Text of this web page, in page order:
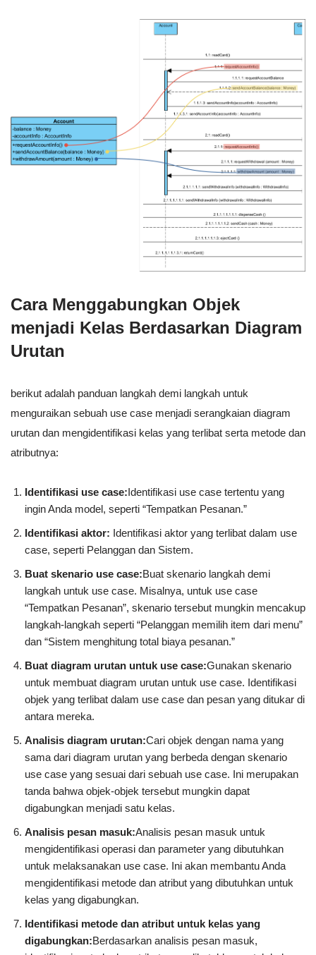
Cara Menggabungkan Objek
menjadi Kelas Berdasarkan Diagram
Urutan
berikut adalah panduan langkah demi langkah untuk
menguraikan sebuah use case menjadi serangkaian diagram
urutan dan mengidentifikasi kelas yang terlibat serta metode dan
atributnya:
Identifikasi use case:Identifikasi use case tertentu yang
ingin Anda model, seperti “Tempatkan Pesanan.”
Identifikasi aktor: Identifikasi aktor yang terlibat dalam use
case, seperti Pelanggan dan Sistem.
Buat skenario use case:Buat skenario langkah demi
langkah untuk use case. Misalnya, untuk use case
“Tempatkan Pesanan”, skenario tersebut mungkin mencakup
langkah-langkah seperti “Pelanggan memilih item dari menu”
dan “Sistem menghitung total biaya pesanan.”
Buat diagram urutan untuk use case:Gunakan skenario
untuk membuat diagram urutan untuk use case. Identifikasi
objek yang terlibat dalam use case dan pesan yang ditukar di
antara mereka.
Analisis diagram urutan:Cari objek dengan nama yang
sama dari diagram urutan yang berbeda dengan skenario
use case yang sesuai dari sebuah use case. Ini merupakan
tanda bahwa objek-objek tersebut mungkin dapat
digabungkan menjadi satu kelas.
Analisis pesan masuk:Analisis pesan masuk untuk
mengidentifikasi operasi dan parameter yang dibutuhkan
untuk melaksanakan use case. Ini akan membantu Anda
mengidentifikasi metode dan atribut yang dibutuhkan untuk
kelas yang digabungkan.
Identifikasi metode dan atribut untuk kelas yang
digabungkan:Berdasarkan analisis pesan masuk,